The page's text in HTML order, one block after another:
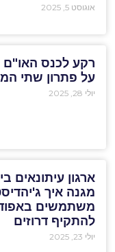
אוגוסט 5, 2025
על פתרון שתי
יולי 28, 2025
ארגון עיתונאים
מגנה איך
משתמשים
להתקיף דרוזים
יולי 23, 2025